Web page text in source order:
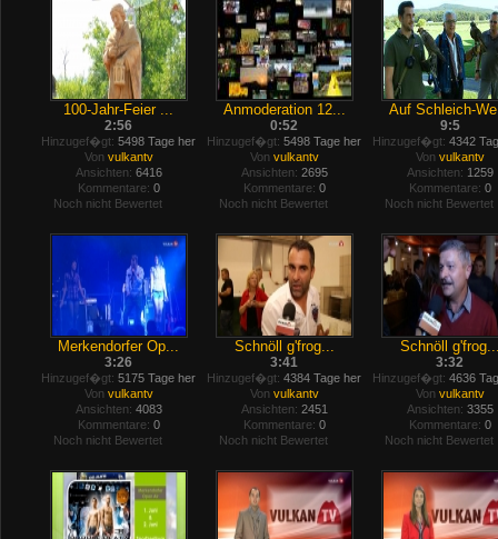
100-Jahr-Feier ...
2:56
Hinzugef�gt: 5498 Tage her
Von vulkantv
Ansichten: 6416
Kommentare: 0
Noch nicht Bewertet
Anmoderation 12...
0:52
Hinzugef�gt: 5498 Tage her
Von vulkantv
Ansichten: 2695
Kommentare: 0
Noch nicht Bewertet
Auf Schleich-
9:5
Hinzugef�gt: 4342
Von vulkantv
Ansichten: 1259
Kommentare: 0
Noch nicht Bewertet
Merkendorfer Op...
3:26
Hinzugef�gt: 5175 Tage her
Von vulkantv
Ansichten: 4083
Kommentare: 0
Noch nicht Bewertet
Schnöll g'frog...
3:41
Hinzugef�gt: 4384 Tage her
Von vulkantv
Ansichten: 2451
Kommentare: 0
Noch nicht Bewertet
Schnöll
3:32
Hinzugef�gt: 4636
Von vulkantv
Ansichten: 3355
Kommentare: 0
Noch nicht Bewertet